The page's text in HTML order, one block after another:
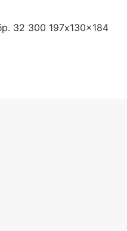
32 300 197x130x184